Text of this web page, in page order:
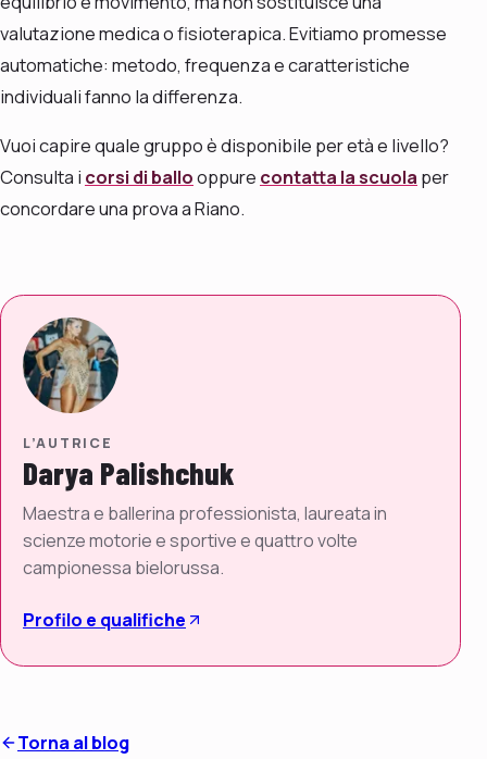
valutazione medica o fisioterapica. Evitiamo promesse
automatiche: metodo, frequenza e caratteristiche
individuali fanno la differenza.
Vuoi capire quale gruppo è disponibile per età e livello?
Consulta i corsi di ballooppure contatta la scuola per
concordare una prova a Riano.
L’AUTRICE
Darya Palishchuk
Maestra e ballerina professionista, laureata in
scienze motorie e sportive e quattro volte
campionessa bielorussa.
Profilo e qualifiche
Torna al blog